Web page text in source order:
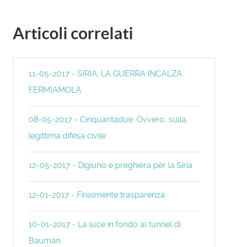
Articoli correlati
11-05-2017 - SIRIA: LA GUERRA INCALZA.
FERMIAMOLA
08-05-2017 - Cinquantadue. Ovvero, sulla
legittima difesa civile
12-05-2017 - Digiuno e preghiera per la Siria
12-01-2017 - Finalmente trasparenza
10-01-2017 - La luce in fondo al tunnel di
Bauman